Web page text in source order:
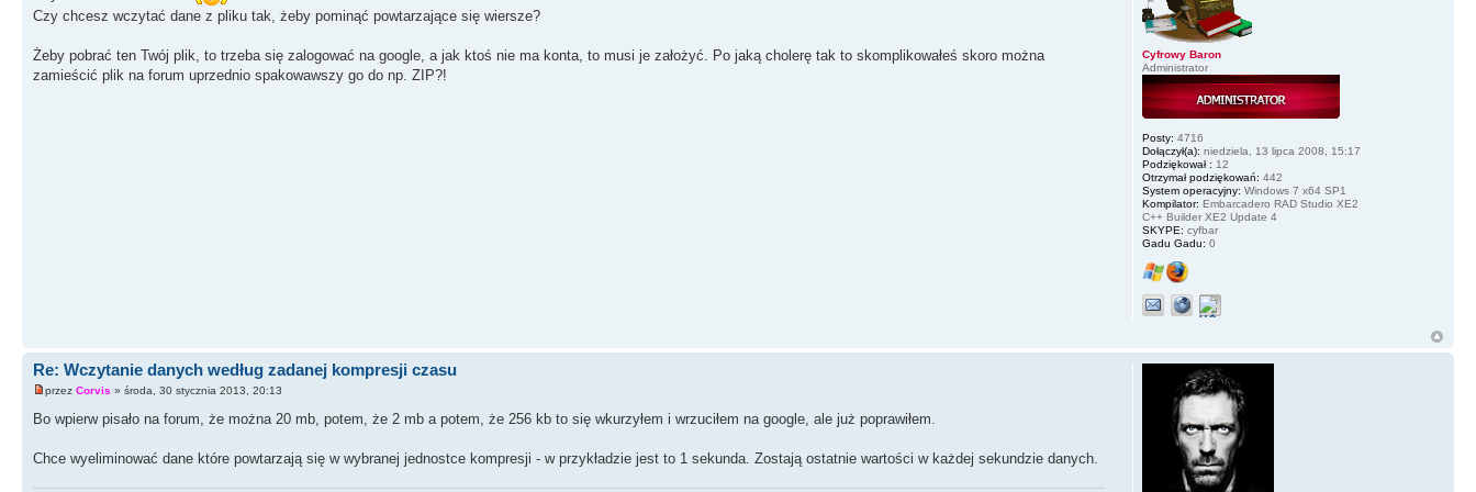
Czy chcesz wczytać dane z pliku tak, żeby pominąć powtarzające się wiersze?
Żeby pobrać ten Twój plik, to trzeba się zalogować na google, a jak ktoś nie ma konta, to musi je założyć. Po jaką cholerę tak to skomplikowałeś skoro można
zamieścić plik na forum uprzednio spakowawszy go do np. ZIP?!
Cyfrowy Baron
Administrator
Posty: 4716
Dołączył(a): niedziela, 13 lipca 2008, 15:17
Podziękował : 12
Otrzymał podziękowań: 442
System operacyjny: Windows 7 x64 SP1
Kompilator: Embarcadero RAD Studio XE2
C++ Builder XE2 Update 4
SKYPE: cyfbar
Gadu Gadu: 0
Re: Wczytanie danych według zadanej kompresji czasu
przez Corvis » środa, 30 stycznia 2013, 20:13
Bo wpierw pisało na forum, że można 20 mb, potem, że 2 mb a potem, że 256 kb to się wkurzyłem i wrzuciłem na google, ale już poprawiłem.
Chce wyeliminować dane które powtarzają się w wybranej jednostce kompresji - w przykładzie jest to 1 sekunda. Zostają ostatnie wartości w każdej sekundzie danych.